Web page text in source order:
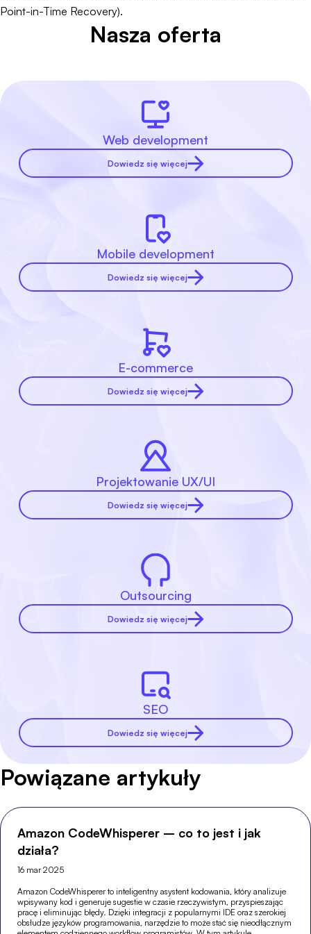
Point-in-Time Recovery).
Nasza oferta
Web development
Dowiedz się więcej
Mobile development
Dowiedz się więcej
E-commerce
Dowiedz się więcej
Projektowanie UX/UI
Dowiedz się więcej
Outsourcing
Dowiedz się więcej
SEO
Dowiedz się więcej
Powiązane artykuły
Amazon CodeWhisperer – co to jest i jak
działa?
16 mar 2025
Amazon CodeWhisperer to inteligentny asystent kodowania, który analizuje
wpisywany kod i generuje sugestie w czasie rzeczywistym, przyspieszając
pracę i eliminując błędy. Dzięki integracji z popularnymi IDE oraz szerokiej
obsłudze języków programowania, narzędzie to może stać się nieodłącznym